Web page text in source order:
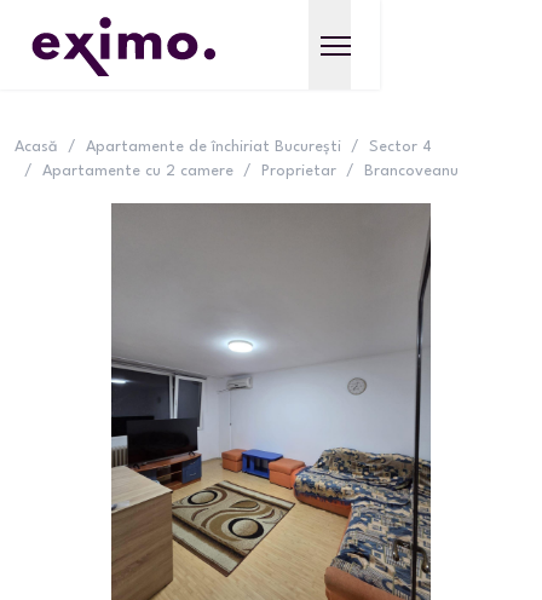
Acasă / Apartamente de închiriat București /
Sector 4
/
Apartamente cu 2 camere / Proprietar / Brancoveanu